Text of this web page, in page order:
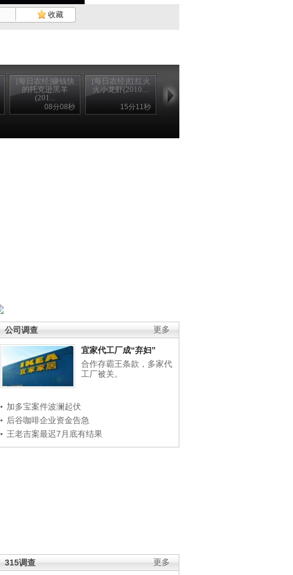
收藏
[每日农经]赚钱快
的托克逊黑羊
(201...
08分08秒
[每日农经]红红火
火小龙虾(2010....
15分11秒
更多
公司调查
宜家代工厂成“弃妇”
合作存霸王条款，多家代
工厂被关。
加多宝案件波澜起伏
后谷咖啡企业资金告急
王老吉案最迟7月底有结果
更多
315调查